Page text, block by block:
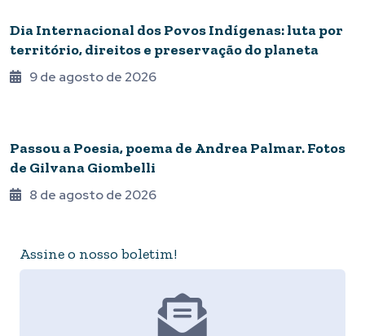
Dia Internacional dos Povos Indígenas: luta por
território, direitos e preservação do planeta
9 de agosto de 2026
Passou a Poesia, poema de Andrea Palmar. Fotos
de Gilvana Giombelli
8 de agosto de 2026
Assine o nosso boletim!